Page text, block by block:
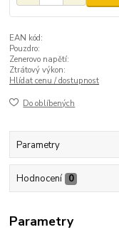
EAN kód:
Pouzdro:
Zenerovo napětí:
Ztrátový výkon:
Hlídat cenu / dostupnost
Do oblíbených
Parametry
Hodnocení 0
Parametry